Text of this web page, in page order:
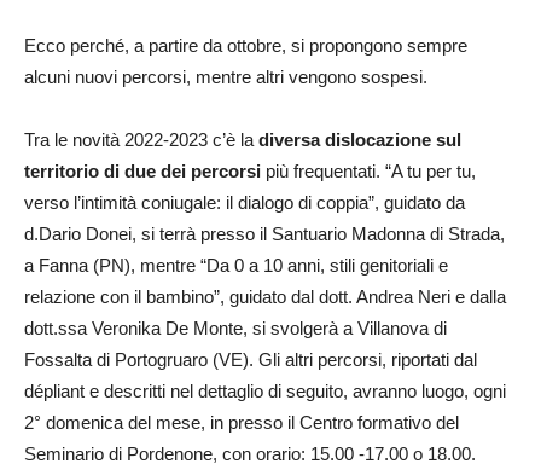
Ecco perché, a partire da ottobre, si propongono sempre
alcuni nuovi percorsi, mentre altri vengono sospesi.
Tra le novità 2022-2023 c’è la diversa dislocazione sul
territorio di due dei percorsi più frequentati. “A tu per tu,
verso l’intimità coniugale: il dialogo di coppia”, guidato da
d.Dario Donei, si terrà presso il Santuario Madonna di Strada,
a Fanna (PN), mentre “Da 0 a 10 anni, stili genitoriali e
relazione con il bambino”, guidato dal dott. Andrea Neri e dalla
dott.ssa Veronika De Monte, si svolgerà a Villanova di
Fossalta di Portogruaro (VE). Gli altri percorsi, riportati dal
dépliant e descritti nel dettaglio di seguito, avranno luogo, ogni
2° domenica del mese, in presso il Centro formativo del
Seminario di Pordenone, con orario: 15.00 -17.00 o 18.00.